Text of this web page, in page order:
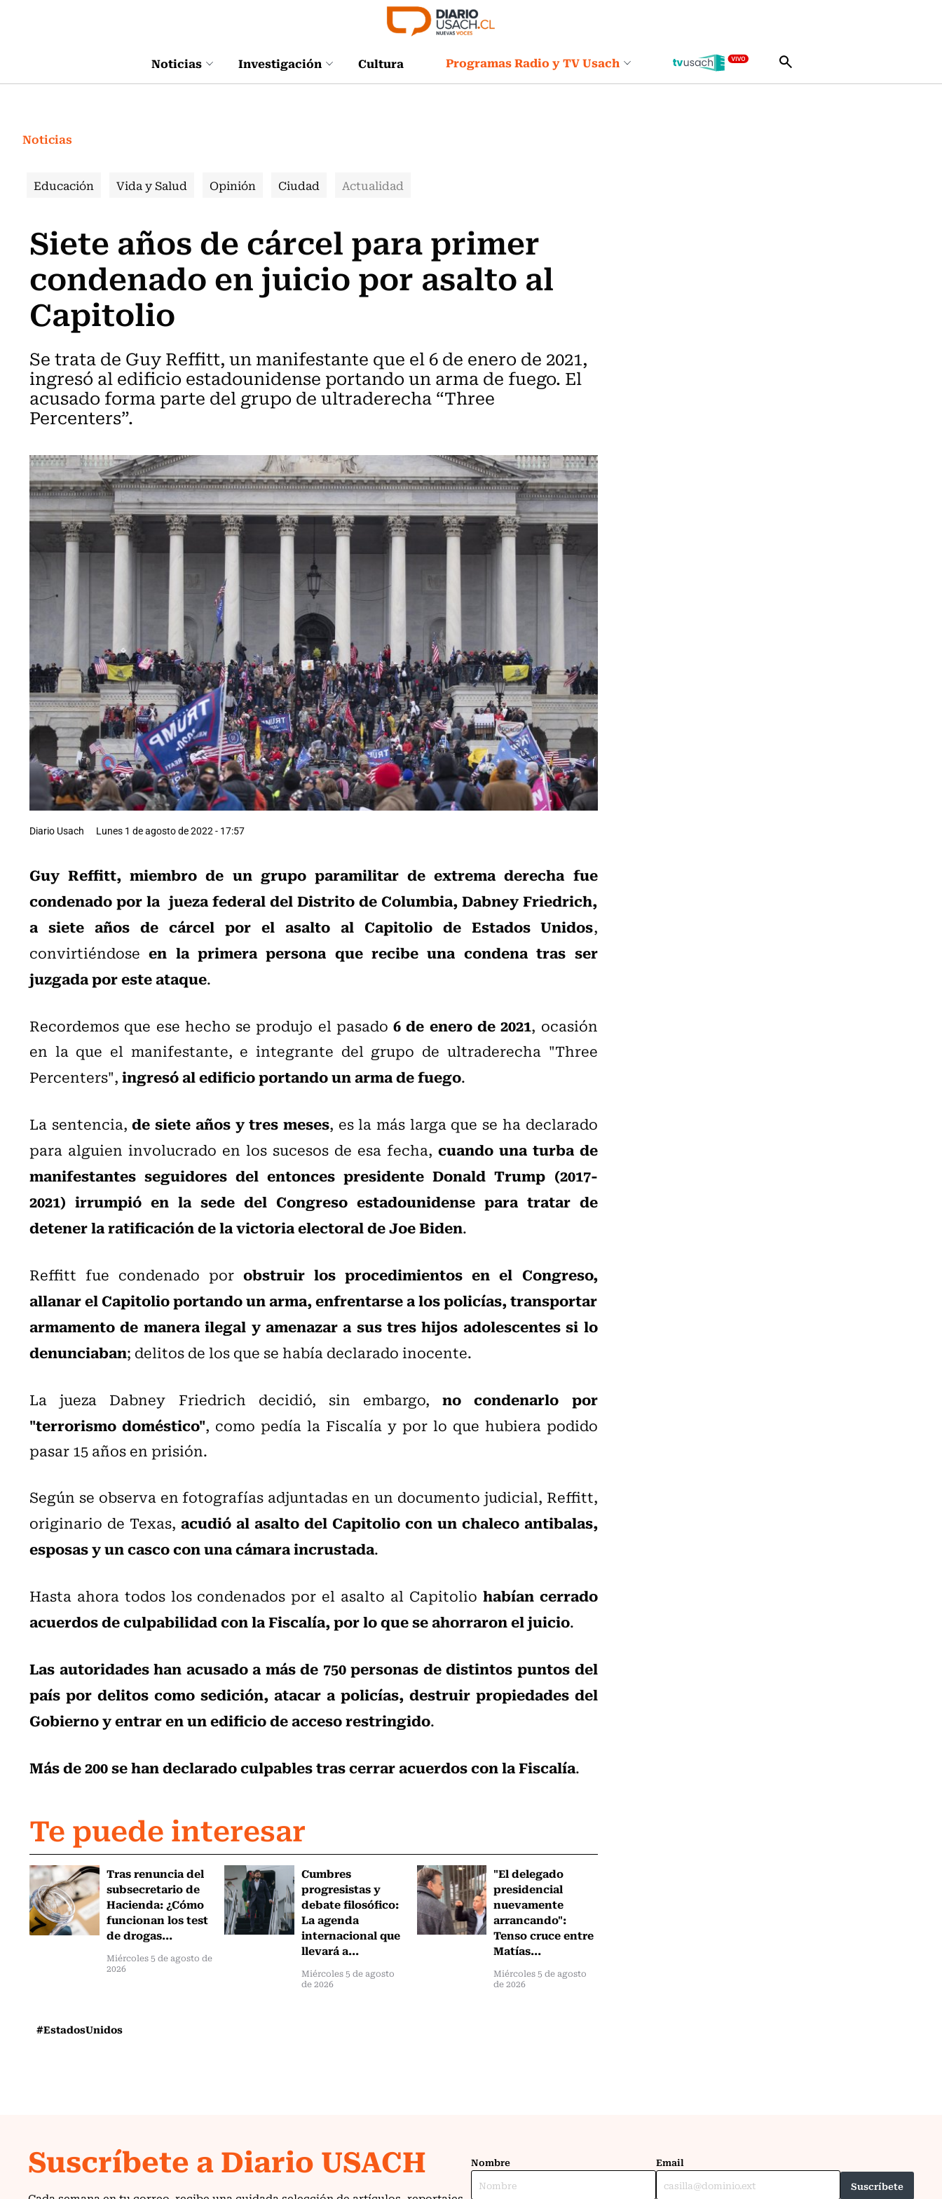
Noticias Investigación Cultura Programas Radio y TV Usach
Noticias
Educación Vida y Salud Opinión Ciudad Actualidad
Siete años de cárcel para primer
condenado en juicio por asalto al
Capitolio
Se trata de Guy Reffitt, un manifestante que el 6 de enero de 2021,
ingresó al edificio estadounidense portando un arma de fuego. El
acusado forma parte del grupo de ultraderecha “Three
Percenters”.
Diario Usach Lunes 1 de agosto de 2022 - 17:57
Guy Reffitt, miembro de un grupo paramilitar de extrema derecha fue
condenado por la jueza federal del Distrito de Columbia, Dabney Friedrich,
a siete años de cárcel por el asalto al Capitolio de Estados Unidos,
convirtiéndoseen la primera persona que recibe una condena tras ser
juzgada por este ataque.
Recordemos que ese hecho se produjo el pasado6 de enero de 2021, ocasión
en la que el manifestante, e integrante del grupo de ultraderecha "Three
Percenters",ingresó al edificio portando un arma de fuego.
La sentencia,de siete años y tres meses, es la más larga que se ha declarado
para alguien involucrado en los sucesos de esa fecha, cuando una turba de
manifestantes seguidores del entonces presidente Donald Trump (2017-
2021) irrumpió en la sede del Congreso estadounidense para tratar de
detener la ratificación de la victoria electoral de Joe Biden.
Reffitt fue condenado porobstruir los procedimientos en el Congreso,
allanar el Capitolio portando un arma, enfrentarse a los policías, transportar
armamento de manera ilegal y amenazar a sus tres hijos adolescentes si lo
denunciaban; delitos de los que se había declarado inocente.
La jueza Dabney Friedrich decidió, sin embargo,no condenarlo por
"terrorismo doméstico", como pedía la Fiscalía y por lo que hubiera podido
pasar 15 años en prisión.
Según se observa en fotografías adjuntadas en un documento judicial, Reffitt,
originario de Texas, acudió al asalto del Capitolio con un chaleco antibalas,
esposas y un casco con una cámara incrustada.
Hasta ahora todos los condenados por el asalto al Capitolio habían cerrado
acuerdos de culpabilidad con la Fiscalía, por lo que se ahorraron el juicio.
Las autoridades han acusado a más de 750 personas de distintos puntos del
país por delitos como sedición, atacar a policías, destruir propiedades del
Gobierno y entrar en un edificio de acceso restringido.
Más de 200 se han declarado culpables tras cerrar acuerdos con la Fiscalía.
Te puede interesar
Tras renuncia del
subsecretario de
Hacienda: ¿Cómo
funcionan los test
de drogas...
Miércoles 5 de agosto de
2026
Cumbres
progresistas y
debate filosófico:
La agenda
internacional que
llevará a...
Miércoles 5 de agosto
de 2026
"El delegado
presidencial
nuevamente
arrancando":
Tenso cruce entre
Matías...
Miércoles 5 de agosto
de 2026
#EstadosUnidos